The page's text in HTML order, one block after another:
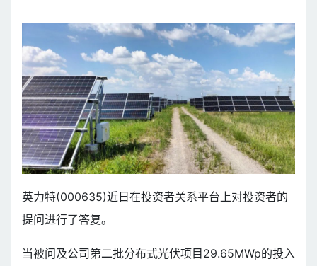
英力特(000635)近日在投资者关系平台上对投资者的
提问进行了答复。
当被问及公司第二批分布式光伏项目29.65MWp的投入